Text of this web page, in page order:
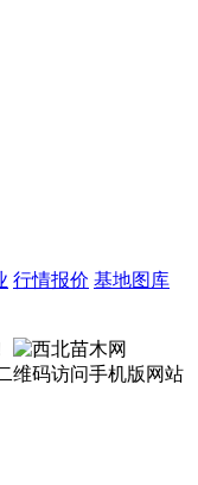
行情报价 基地图库
维码访问手机版网站